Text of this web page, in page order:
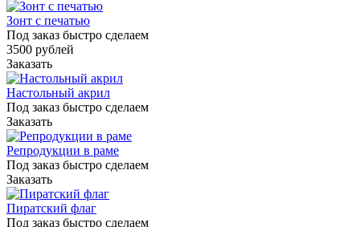
Зонт с печатью
Под заказ быстро сделаем
3500 рублей
Заказать
Настольный акрил
Под заказ быстро сделаем
Заказать
Репродукции в раме
Под заказ быстро сделаем
Заказать
Пиратский флаг
Под заказ быстро сделаем